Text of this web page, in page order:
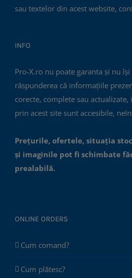
sau textelor din acest website,
INFO
Pro-X.ro nu poate garanta și nu
răspunderea că informațiile
corecte, complete sau
prin acest site sunt accesibile,
Prețurile, ofertele, situația
și imaginile pot fi schimbate
prealabilă.
ONLINE ORDERS
Cum comand?
Cum plătesc?